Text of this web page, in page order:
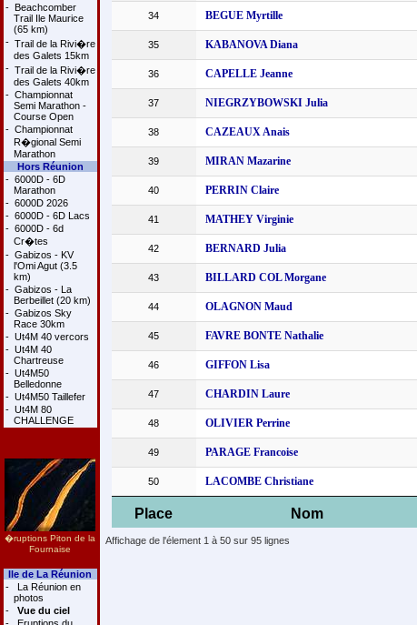
- Beachcomber
Trail Ile Maurice
(65 km)
- Trail de la Rivi�re
des Galets 15km
- Trail de la Rivi�re
des Galets 40km
- Championnat
Semi Marathon -
Course Open
- Championnat
R�gional Semi
Marathon
Hors Réunion
- 6000D - 6D
Marathon
- 6000D 2026
- 6000D - 6D Lacs
- 6000D - 6d
Cr�tes
- Gabizos - KV
l'Omi Agut (3.5
km)
- Gabizos - La
Berbeillet (20 km)
- Gabizos Sky
Race 30km
- Ut4M 40 vercors
- Ut4M 40
Chartreuse
- Ut4M50
Belledonne
- Ut4M50 Taillefer
- Ut4M 80
CHALLENGE
�ruptions Piton de la
Fournaise
Ile de La Réunion
-
La Réunion en
photos
-
Vue du ciel
Place Nom
34 BEGUE Myrtille
35 KABANOVA Diana
36 CAPELLE Jeanne
37 NIEGRZYBOWSKI Julia
38 CAZEAUX Anais
39 MIRAN Mazarine
40 PERRIN Claire
41 MATHEY Virginie
42 BERNARD Julia
43 BILLARD COL Morgane
44 OLAGNON Maud
45 FAVRE BONTE Nathalie
46 GIFFON Lisa
47 CHARDIN Laure
48 OLIVIER Perrine
49 PARAGE Francoise
50 LACOMBE Christiane
Affichage de l'élement 1 à 50 sur 95 lignes